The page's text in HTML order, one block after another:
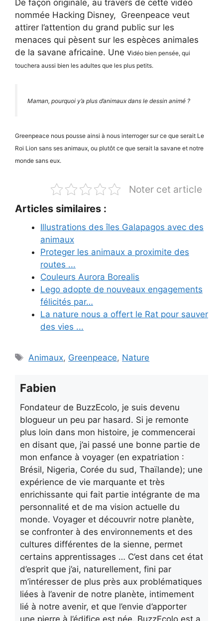
De façon originale, au travers de cette vidéo
nommée Hacking Disney, Greenpeace veut
attirer l’attention du grand public sur les
menaces qui pèsent sur les espèces animales
de la savane africaine. Une vidéo bien pensée, qui
touchera aussi bien les adultes que les plus petits.
Maman, pourquoi y’a plus d’animaux dans le dessin animé ?
Greenpeace nous pousse ainsi à nous interroger sur ce que serait Le
Roi Lion sans ses animaux, ou plutôt ce que serait la savane et notre
monde sans eux.
Noter cet article
Articles similaires :
Illustrations des îles Galapagos avec des
animaux
Proteger les animaux a proximite des
routes ...
Couleurs Aurora Borealis
Lego adopte de nouveaux engagements
‎félicités par…
La nature nous a offert le Rat pour sauver
des vies ...
Étiquettes
Animaux, Greenpeace, Nature
Fabien
Fondateur de BuzzEcolo, je suis devenu
blogueur un peu par hasard. Si je remonte
plus loin dans mon histoire, je commencerai
en disant que, j’ai passé une bonne partie de
mon enfance à voyager (en expatriation :
Brésil, Nigeria, Corée du sud, Thaïlande); une
expérience de vie marquante et très
enrichissante qui fait partie intégrante de ma
personnalité et de ma vision actuelle du
monde. Voyager et découvrir notre planète,
se confronter à des environnements et des
cultures différentes de la sienne, permet
certains apprentissages … C’est dans cet état
d’esprit que j’ai, naturellement, fini par
m’intéresser de plus près aux problématiques
liées à l’avenir de notre planète, intimement
lié à notre avenir, et que l’envie d’apporter